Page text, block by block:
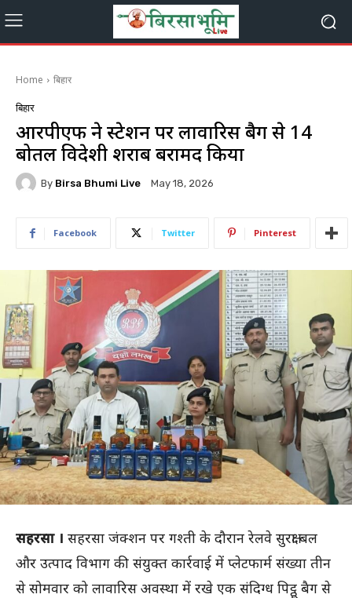
Home बिहार
बिहार
आरपीएफ ने स्टेशन पर लावारिस बैग से 14
बोतल विदेशी शराब बरामद किया
By Birsa Bhumi Live May 18, 2026
Facebook Twitter Pinterest
सहरसा । सहरसा जंक्शन पर गश्ती के दौरान रेलवे सुरक्षा बल
और उत्पाद विभाग की संयुक्त कार्रवाई में प्लेटफार्म संख्या तीन
से सोमवार को लावारिस अवस्था में रखे एक संदिग्ध पिट्ठू बैग से